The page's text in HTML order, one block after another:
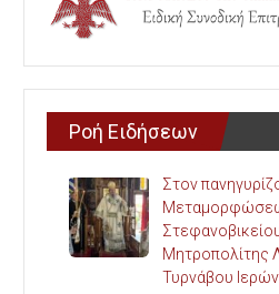
Ροή Ειδήσεων
Στον
Μητροπολίτης
Τυρνάβου